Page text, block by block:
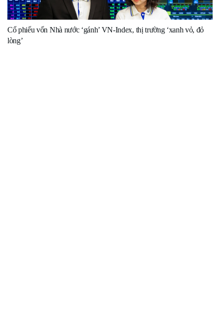
Cổ phiếu vốn Nhà nước ‘gánh’ VN-Index, thị trường ‘xanh vỏ, đỏ
lòng’